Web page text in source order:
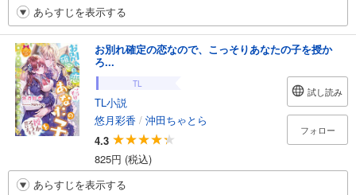
あらすじを表示する
お別れ確定の恋なので、こっそりあなたの子を授か
ろ...
TL
TL小説
悠月彩香 / 沖田ちゃとら
4.3
825円 (税込)
試し読み
フォロー
あらすじを表示する